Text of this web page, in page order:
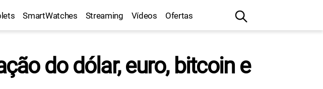
SmartWatches Streaming Vídeos Ofertas
do dólar, euro, bitcoin e